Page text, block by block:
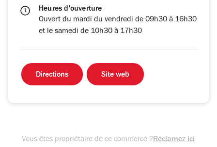
Heures d'ouverture
Ouvert du mardi du vendredi de 09h30 à 16h30
et le samedi de 10h30 à 17h30
Directions Site web
Vous êtes propriétaire de ce commerce ?Réclamez ici